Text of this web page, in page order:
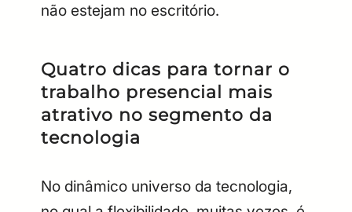
não estejam no escritório.
Quatro dicas para tornar o
trabalho presencial mais
atrativo no segmento da
tecnologia
No dinâmico universo da tecnologia,